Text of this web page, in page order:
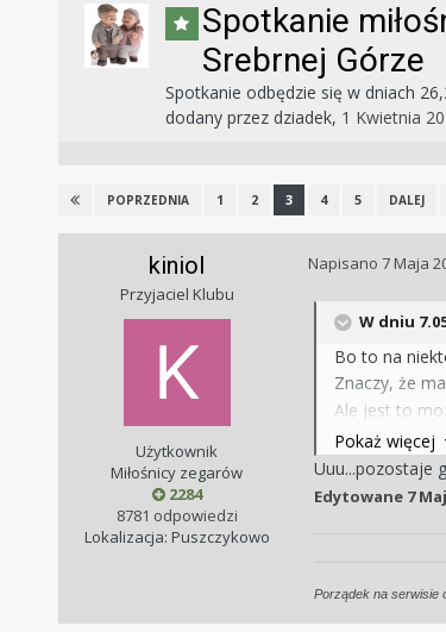
Spotkanie
Srebrnej Górze
Spotkanie odbędzie się w dniach
dodany przez dziadek, 1 Kwietnia
POPRZEDNIA 1 2 3 4 5 DALEJ
kiniol
Przyjaciel Klubu
Użytkownik
Miłośnicy zegarów
2284
8781 odpowiedzi
Lokalizacja: Puszczykowo
Napisano 7 Maja
W dniu
Bo to na
Znaczy, że
Ale jest to
...
Do wypadku
Pokaż więcej
Uuu...pozostaje
Edytowane 7
Porządek na serwisie